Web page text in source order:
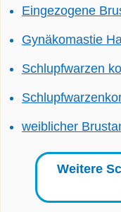
Eingezogene
Gynäkomastie
Schlupfwarzen
weiblicher
Weitere